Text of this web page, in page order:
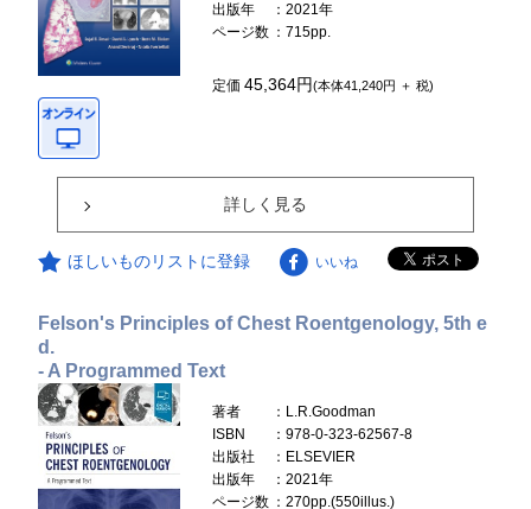
出版年
：2021年
ページ数 ：715pp.
定価45,364円(本体41,240円 ＋ 税)
詳しく見る
ほしいものリストに登録 いいね
Felson's Principles of Chest Roentgenology, 5th e
d.
- A Programmed Text
著者
：L.R.Goodman
ISBN
：978-0-323-62567-8
出版社
：ELSEVIER
出版年
：2021年
ページ数 ：270pp.(550illus.)